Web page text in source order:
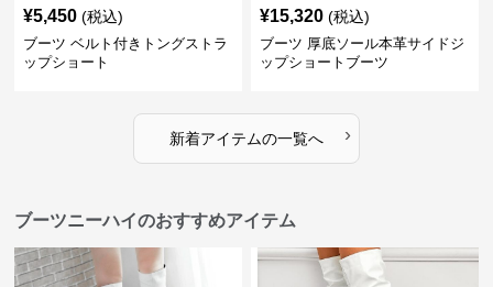
¥5,450 (税込)
ブーツ ベルト付きトングストラ
ップショート
¥15,320 (税込)
ブーツ 厚底ソール本革サイドジ
ップショートブーツ
新着アイテムの一覧へ ›
ブーツニーハイのおすすめアイテム